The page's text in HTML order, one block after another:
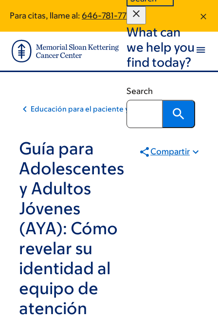
main
content
footer
Para citas, llame al: 646-781-7757
What can
we help you
find today?
Search
Educación para el paciente y la comunidad
Guía para
Adolescentes
y Adultos
Jóvenes
(AYA): Cómo
revelar su
identidad al
equipo de
atención
Compartir